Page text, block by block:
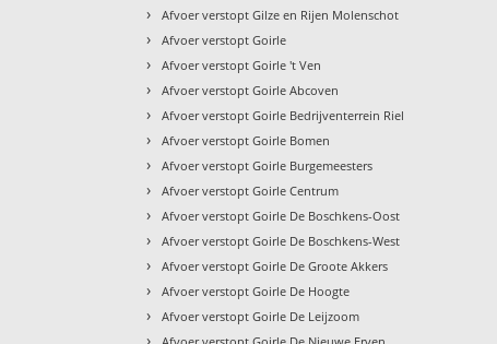
› Afvoer verstopt Gilze en Rijen Molenschot
› Afvoer verstopt Goirle
› Afvoer verstopt Goirle 't Ven
› Afvoer verstopt Goirle Abcoven
› Afvoer verstopt Goirle Bedrijventerrein Riel
› Afvoer verstopt Goirle Bomen
› Afvoer verstopt Goirle Burgemeesters
› Afvoer verstopt Goirle Centrum
› Afvoer verstopt Goirle De Boschkens-Oost
› Afvoer verstopt Goirle De Boschkens-West
› Afvoer verstopt Goirle De Groote Akkers
› Afvoer verstopt Goirle De Hoogte
› Afvoer verstopt Goirle De Leijzoom
›